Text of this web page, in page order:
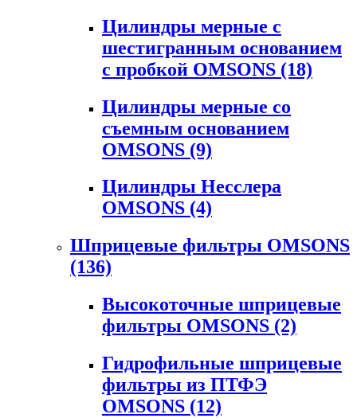
Цилиндры мерные с
шестигранным основанием
с пробкой OMSONS (18)
Цилиндры мерные со
съемным основанием
OMSONS (9)
Цилиндры Несслера
OMSONS (4)
Шприцевые фильтры OMSONS
(136)
Высокоточные шприцевые
фильтры OMSONS (2)
Гидрофильные шприцевые
фильтры из ПТФЭ
OMSONS (12)